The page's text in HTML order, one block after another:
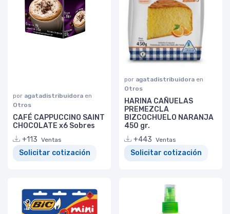
por agatadistribuidora en
Otros
CAFÉ CAPPUCCINO SAINT
CHOCOLATE x6 Sobres
+113 Ventas
Solicitar cotización
por agatadistribuidora en
Otros
HARINA CAÑUELAS
PREMEZCLA
BIZCOCHUELO NARANJA
450 gr.
+443 Ventas
Solicitar cotización